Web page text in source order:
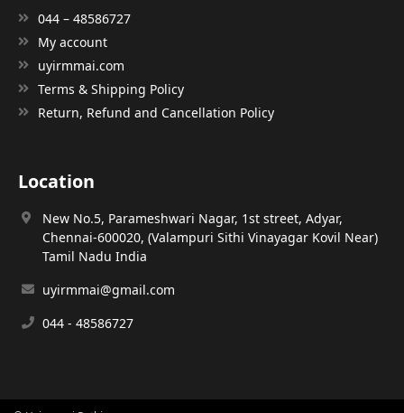
044 – 48586727
My account
uyirmmai.com
Terms & Shipping Policy
Return, Refund and Cancellation Policy
Location
New No.5, Parameshwari Nagar, 1st street, Adyar,
Chennai-600020, (Valampuri Sithi Vinayagar Kovil Near)
Tamil Nadu India
uyirmmai@gmail.com
044 - 48586727